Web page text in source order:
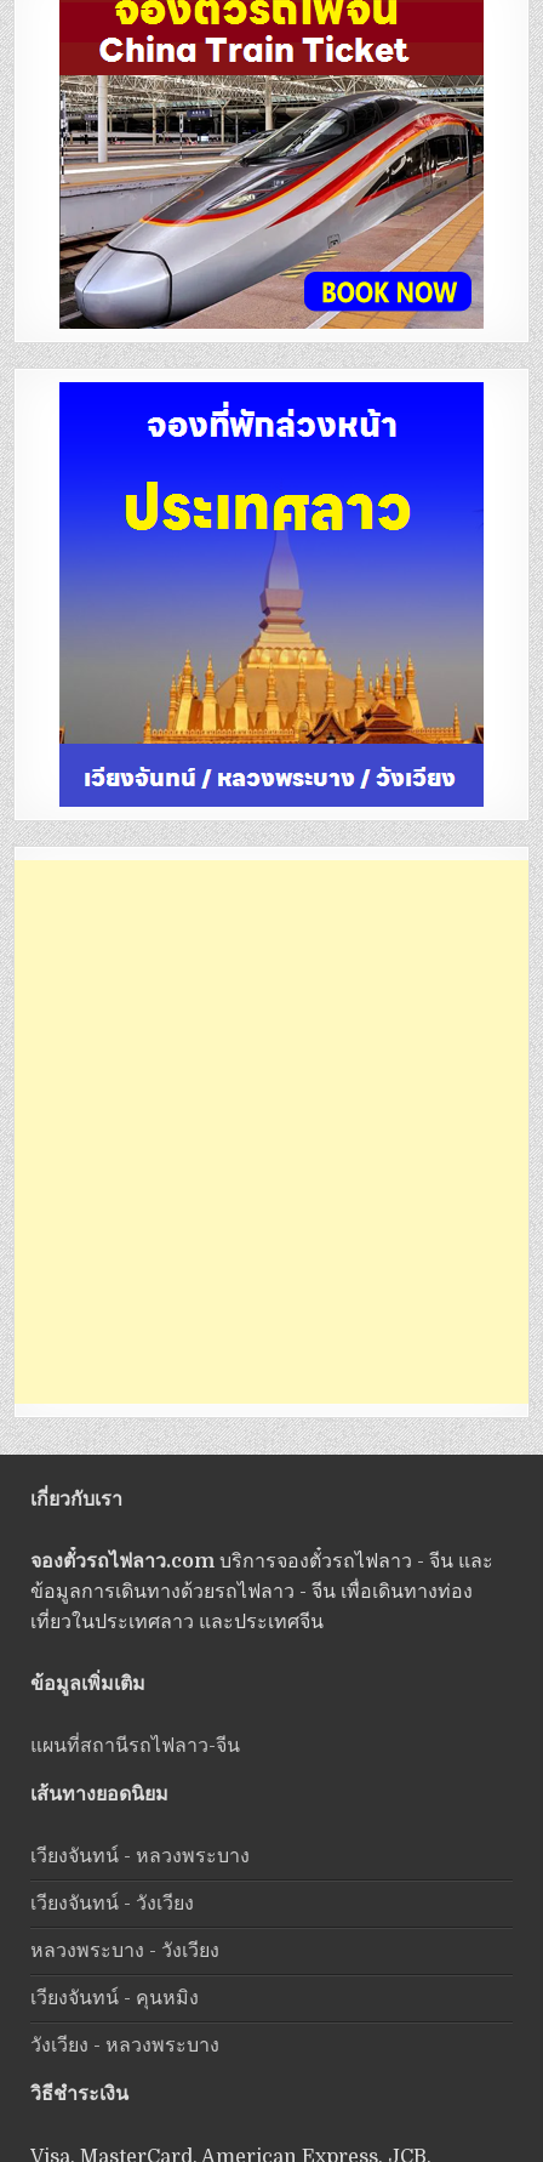
เกี่ยวกับเรา
จองตั๋วรถไฟลาว.com บริการจองตั๋วรถไฟลาว - จีน และ
ข้อมูลการเดินทางด้วยรถไฟลาว - จีน เพื่อเดินทางท่อง
เที่ยวในประเทศลาว และประเทศจีน
ข้อมูลเพิ่มเติม
แผนที่สถานีรถไฟลาว-จีน
เส้นทางยอดนิยม
เวียงจันทน์ - หลวงพระบาง
เวียงจันทน์ - วังเวียง
หลวงพระบาง - วังเวียง
เวียงจันทน์ - คุนหมิง
วังเวียง - หลวงพระบาง
วิธีชำระเงิน
Visa, MasterCard, American Express, JCB,